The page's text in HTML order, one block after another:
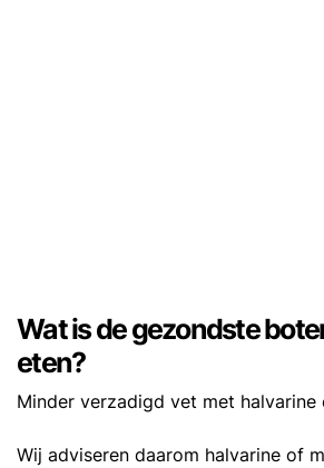
Wat is de gezondste
eten?
Minder verzadigd vet met halvarine
Wij adviseren daarom halvarine of